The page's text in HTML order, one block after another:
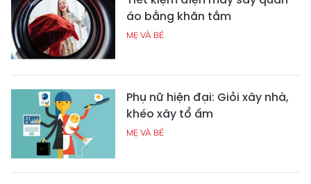
áo bằng khăn tắm
MẸ VÀ BÉ
Phụ nữ hiện đại: Giỏi xây nhà,
khéo xây tổ ấm
MẸ VÀ BÉ